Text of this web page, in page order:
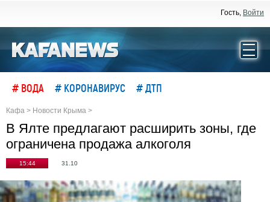
Гость, Войти
# ВОДА # КОРОНАВИРУС # ДТП
Кафа > Новости Крыма >
В Ялте предлагают расширить зоны, где
ограничена продажа алкоголя
15:44 31.10